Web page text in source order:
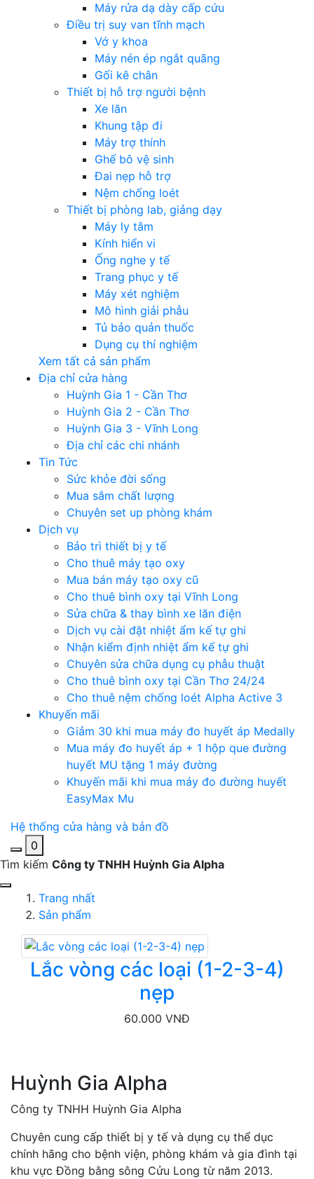
Máy rửa dạ dày cấp cứu
Điều trị suy van tĩnh mạch
Vớ y khoa
Máy nén ép ngắt quãng
Gối kê chân
Thiết bị hỗ trợ người bệnh
Xe lăn
Khung tập đi
Máy trợ thính
Ghế bô vệ sinh
Đai nẹp hỗ trợ
Nệm chống loét
Thiết bị phòng lab, giảng dạy
Máy ly tâm
Kính hiển vi
Ống nghe y tế
Trang phục y tế
Máy xét nghiệm
Mô hình giải phẫu
Tủ bảo quản thuốc
Dụng cụ thí nghiệm
Xem tất cả sản phẩm
Địa chỉ cửa hàng
Huỳnh Gia 1 - Cần Thơ
Huỳnh Gia 2 - Cần Thơ
Huỳnh Gia 3 - Vĩnh Long
Địa chỉ các chi nhánh
Tin Tức
Sức khỏe đời sống
Mua sắm chất lượng
Chuyên set up phòng khám
Dịch vụ
Bảo trì thiết bị y tế
Cho thuê máy tạo oxy
Mua bán máy tạo oxy cũ
Cho thuê bình oxy tại Vĩnh Long
Sửa chữa & thay bình xe lăn điện
Dịch vụ cài đặt nhiệt ẩm kế tự ghi
Nhận kiểm định nhiệt ẩm kế tự ghi
Chuyên sửa chữa dụng cụ phẫu thuật
Cho thuê bình oxy tại Cần Thơ 24/24
Cho thuê nệm chống loét Alpha Active 3
Khuyến mãi
Giảm 30 khi mua máy đo huyết áp Medally
Mua máy đo huyết áp + 1 hộp que đường
huyết MU tặng 1 máy đường
Khuyến mãi khi mua máy đo đường huyết
EasyMax Mu
Hệ thống cửa hàng và bản đồ
0
Tìm kiếm Công ty TNHH Huỳnh Gia Alpha
Trang nhất
Sản phẩm
Lắc vòng các loại (1-2-3-4)
nẹp
60.000 VNĐ
Huỳnh Gia Alpha
Công ty TNHH Huỳnh Gia Alpha
Chuyên cung cấp thiết bị y tế và dụng cụ thể dục
chính hãng cho bệnh viện, phòng khám và gia đình tại
khu vực Đồng bằng sông Cửu Long từ năm 2013.